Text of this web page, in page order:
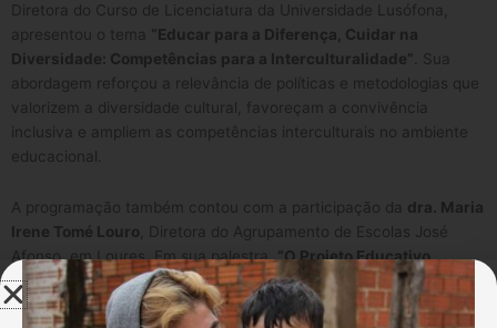
Diretora do Curso de Licenciatura da Universidade Lusófona,
apresentou o tema “Educar para a Diferença, Cuidar na
Diversidade: Competências para a Interculturalidade” . Sua
abordagem reforçou a relevância de políticas e metodologias que
valorizem a diversidade cultural, favoreçam a convivência
inclusiva e ampliem as competências interculturais no ambiente
educacional.
A programação também contou com a participação da dra. Maria
Irene Tomé Louro , Diretora do Agrupamento de Escolas José
Afonso, em Loures. Em sua palestra,“O Projeto Educativo
enquanto instrumento promotor de uma Educação
Transformadora”, ela compartilhou experiências de gestão e